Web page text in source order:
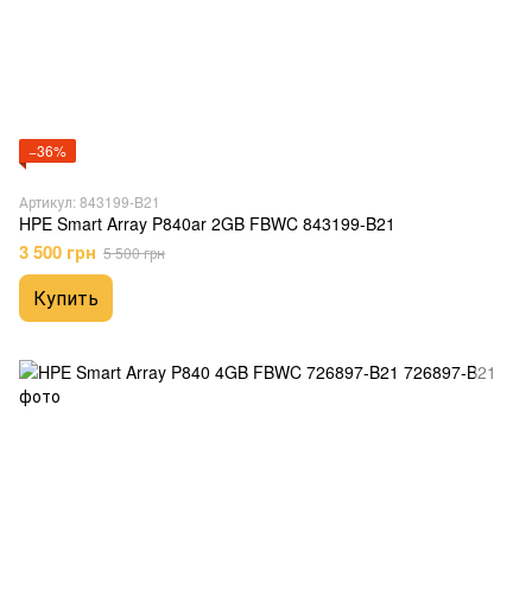
−36%
Артикул: 843199-B21
HPE Smart Array P840ar 2GB FBWC 843199-B21
3 500 грн 5 500 грн
Купить